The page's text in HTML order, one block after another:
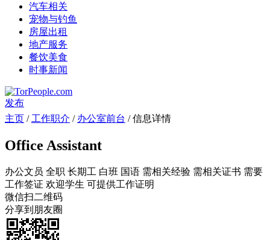
汽车相关
宠物与钓鱼
房屋出租
地产服务
餐饮美食
时事新闻
发布
主页 /工作职介 / 办公室前台 / 信息详情
Office Assistant
办公文员 全职 长期工 白班 国语 需相关经验 需相关证书 需要
工作签证 欢迎学生 可提供工作证明
微信扫二维码
分享到朋友圈